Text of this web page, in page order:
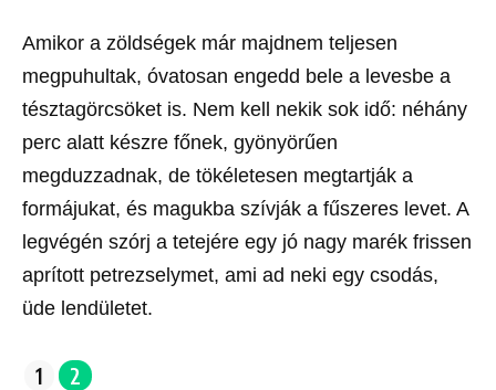
Amikor a zöldségek már majdnem teljesen
megpuhultak, óvatosan engedd bele a levesbe a
tésztagörcsöket is. Nem kell nekik sok idő: néhány
perc alatt készre főnek, gyönyörűen
megduzzadnak, de tökéletesen megtartják a
formájukat, és magukba szívják a fűszeres levet. A
legvégén szórj a tetejére egy jó nagy marék frissen
aprított petrezselymet, ami ad neki egy csodás,
üde lendületet.
1 2